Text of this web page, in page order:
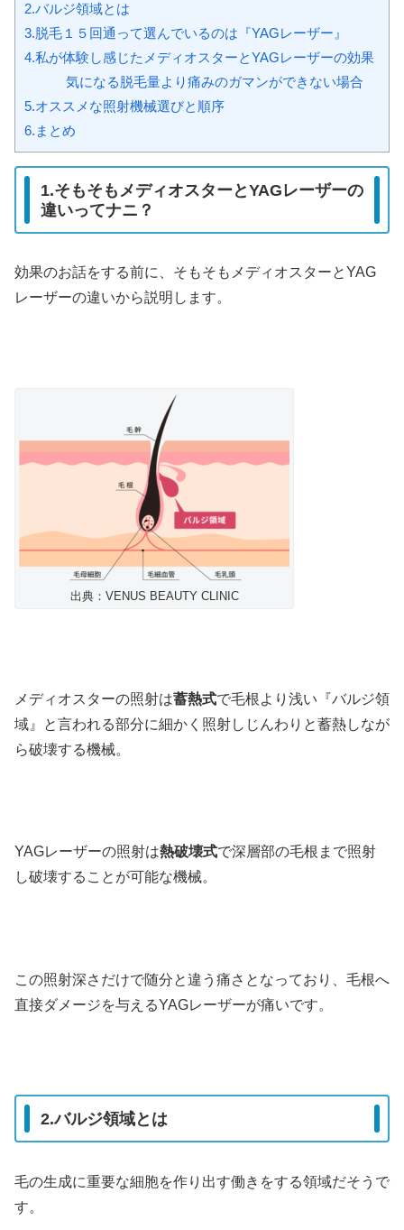
2.バルジ領域とは
3.脱毛１５回通って選んでいるのは『YAGレーザー』
4.私が体験し感じたメディオスターとYAGレーザーの効果
気になる脱毛量より痛みのガマンができない場合
5.オススメな照射機械選びと順序
6.まとめ
1.そもそもメディオスターとYAGレーザーの
違いってナニ？
効果のお話をする前に、そもそもメディオスターとYAG
レーザーの違いから説明します。
出典：VENUS BEAUTY CLINIC
メディオスターの照射は蓄熱式で毛根より浅い『バルジ領
域』と言われる部分に細かく照射しじんわりと蓄熱しなが
ら破壊する機械。
YAGレーザーの照射は熱破壊式で深層部の毛根まで照射
し破壊することが可能な機械。
この照射深さだけで随分と違う痛さとなっており、毛根へ
直接ダメージを与えるYAGレーザーが痛いです。
2.バルジ領域とは
毛の生成に重要な細胞を作り出す働きをする領域だそうで
す。